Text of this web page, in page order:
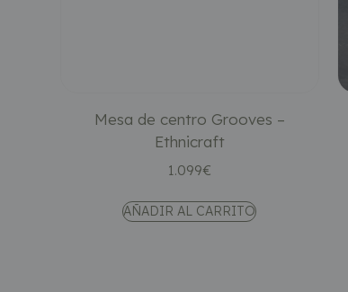
Mesa de centro Grooves –
Ethnicraft
1.099€
AÑADIR AL CARRITO